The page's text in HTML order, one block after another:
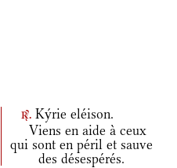
r. Kýrie eléison.
Viens en aide à ceux
qui sont en péril et sauve
des désespérés.